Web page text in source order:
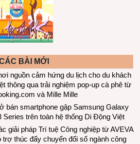
BÀI MỚI
nguồn cảm hứng du lịch cho du khách
thông qua trải nghiệm pop-up cà phê từ
và Mille Mille
bán smartphone gập Samsung Galaxy
Series trên toàn hệ thống Di Động Việt
giải pháp Trí tuệ Công nghiệp từ AVEVA
trợ thúc đẩy chuyển đổi số ngành công